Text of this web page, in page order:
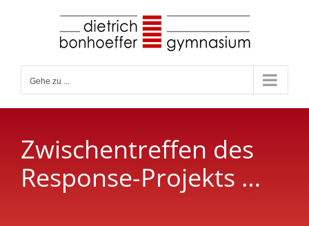
Gehe zu ...
Zwischentreffen des
Response-Projekts …